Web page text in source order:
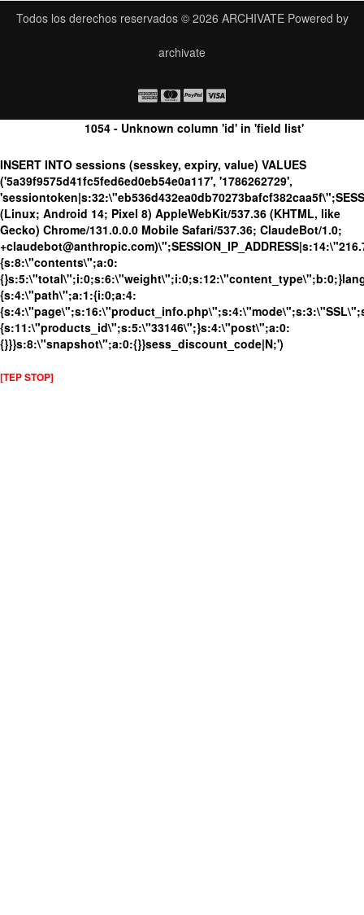
Todos los derechos reservados © 2026 ARCHIVATEPowered by
archivate
1054 - Unknown column 'id' in 'field list'
INSERT INTO sessions (sesskey, expiry, value) VALUES
('5a39f9575d41fc5fed6ed0eb54e0a117', '1786262729',
(Linux; Android 14; Pixel 8) AppleWebKit/537.36 (KHTML, like
Gecko) Chrome/131.0.0.0 Mobile Safari/537.36; ClaudeBot/1.0;
{s:8:\"contents\";a:0:
{s:4:\"path\";a:1:{i:0;a:4:
{s:11:\"products_id\";s:5:\"33146\";}s:4:\"post\";a:0:
{}}}s:8:\"snapshot\";a:0:{}}sess_discount_code|N;')
[TEP STOP]